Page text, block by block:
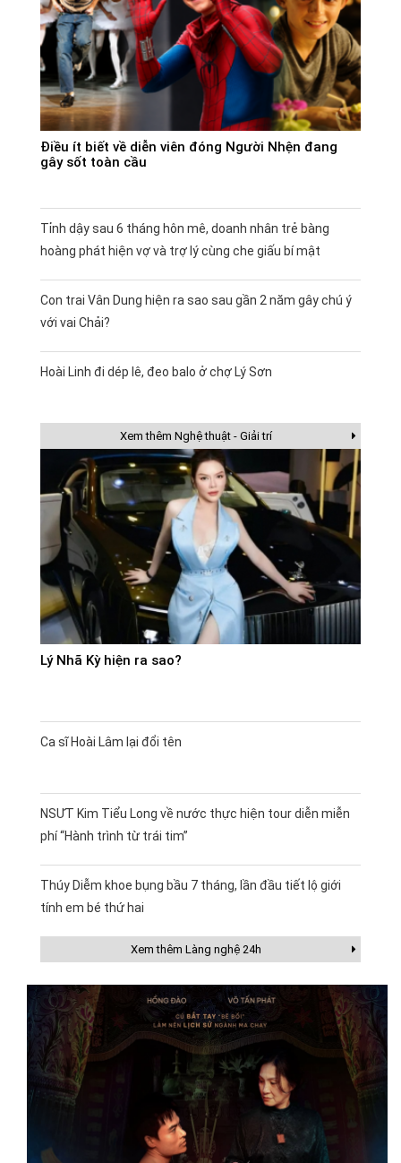
Điều ít biết về diễn viên đóng Người Nhện đang
gây sốt toàn cầu
Tỉnh dậy sau 6 tháng hôn mê, doanh nhân trẻ bàng
hoàng phát hiện vợ và trợ lý cùng che giấu bí mật
Con trai Vân Dung hiện ra sao sau gần 2 năm gây chú ý
với vai Chải?
Hoài Linh đi dép lê, đeo balo ở chợ Lý Sơn
Xem thêm Nghệ thuật - Giải trí
Lý Nhã Kỳ hiện ra sao?
Ca sĩ Hoài Lâm lại đổi tên
NSƯT Kim Tiểu Long về nước thực hiện tour diễn miễn
phí “Hành trình từ trái tim”
Thúy Diễm khoe bụng bầu 7 tháng, lần đầu tiết lộ giới
tính em bé thứ hai
Xem thêm Làng nghệ 24h